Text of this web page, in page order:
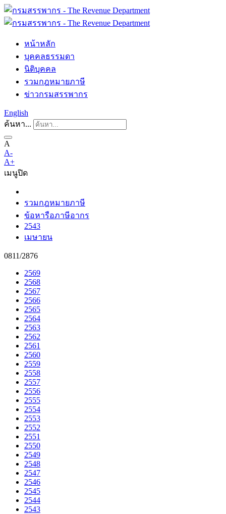
หน้าหลัก
บุคคลธรรมดา
นิติบุคคล
รวมกฎหมายภาษี
ข่าวกรมสรรพากร
English
ค้นหา...
A
A-
A+
เมนูปิด
รวมกฎหมายภาษี
ข้อหารือภาษีอากร
2543
เมษายน
0811/2876
2569
2568
2567
2566
2565
2564
2563
2562
2561
2560
2559
2558
2557
2556
2555
2554
2553
2552
2551
2550
2549
2548
2547
2546
2545
2544
2543